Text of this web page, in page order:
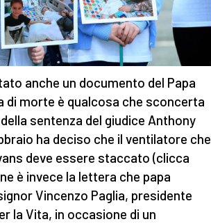
anche un documento del Papa
di morte è qualcosa che sconcerta
sentenza del giudice Anthony
ha deciso che il ventilatore che
deve essere staccato (clicca
è invece la lettera che papa
Vincenzo Paglia, presidente
la Vita, in occasione di un